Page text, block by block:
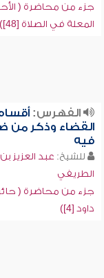
جزء من محاضرة (
المعلة في الصلاة [48])
الفهرس:
القضاء وذكر من
فيه
للشيخ: عبد العزيز
الطريفي
جزء من محاضرة (
داود [4])